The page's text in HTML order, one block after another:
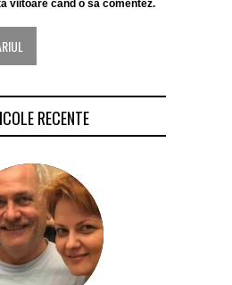
viitoare când o să comentez.
RECENTE